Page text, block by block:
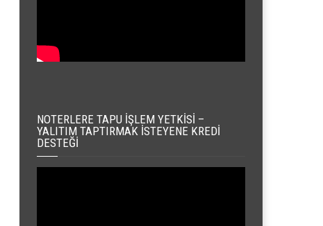
NOTERLERE TAPU İŞLEM YETKISI –
YALITIM TAPTIRMAK İSTEYENE KREDI
DESTEĞI